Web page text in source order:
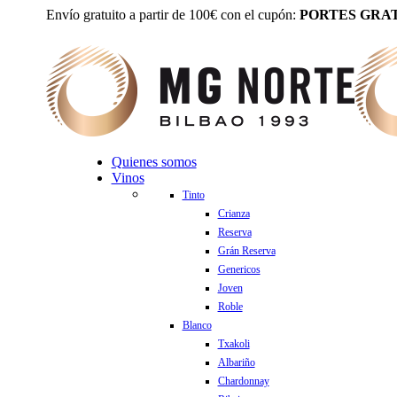
Envío gratuito a partir de 100€ con el cupón: PORTES
Quienes somos
Vinos
Tinto
Crianza
Reserva
Grán Reserva
Genericos
Joven
Roble
Blanco
Txakoli
Albariño
Chardonnay